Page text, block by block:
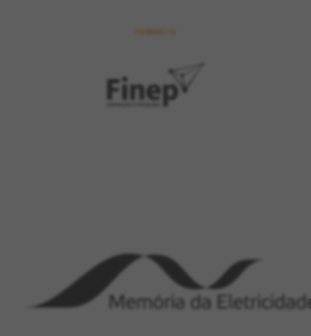
FOMENTO